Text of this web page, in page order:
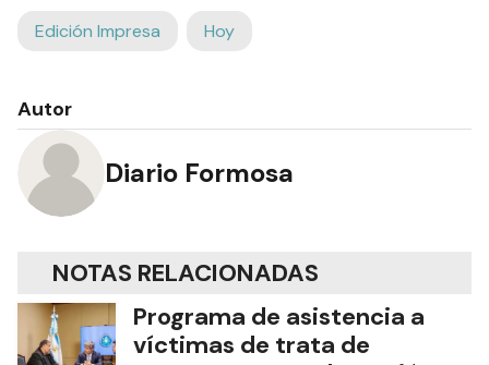
Edición Impresa Hoy
Autor
Diario Formosa
NOTAS RELACIONADAS
Programa de asistencia a
víctimas de trata de